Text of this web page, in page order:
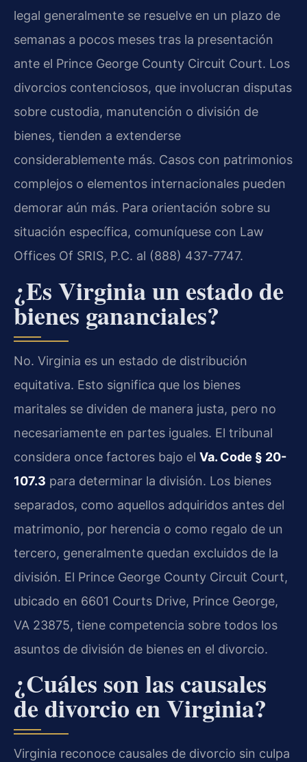
legal generalmente se resuelve en un plazo de
semanas a pocos meses tras la presentación
ante el Prince George County Circuit Court. Los
divorcios contenciosos, que involucran disputas
sobre custodia, manutención o división de
bienes, tienden a extenderse
considerablemente más. Casos con patrimonios
complejos o elementos internacionales pueden
demorar aún más. Para orientación sobre su
situación específica, comuníquese con Law
Offices Of SRIS, P.C. al (888) 437-7747.
¿Es Virginia un estado de
bienes gananciales?
No. Virginia es un estado de distribución
equitativa. Esto significa que los bienes
maritales se dividen de manera justa, pero no
necesariamente en partes iguales. El tribunal
considera once factores bajo el Va. Code § 20-
107.3 para determinar la división. Los bienes
separados, como aquellos adquiridos antes del
matrimonio, por herencia o como regalo de un
tercero, generalmente quedan excluidos de la
división. El Prince George County Circuit Court,
ubicado en 6601 Courts Drive, Prince George,
VA 23875, tiene competencia sobre todos los
asuntos de división de bienes en el divorcio.
¿Cuáles son las causales
de divorcio en Virginia?
Virginia reconoce causales de divorcio sin culpa